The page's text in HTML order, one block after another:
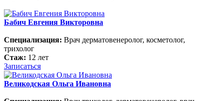
Бабич Евгения Викторовна
Специализация: Врач дерматовенеролог, косметолог,
трихолог
Стаж: 12 лет
Записаться
Великодская Ольга Ивановна